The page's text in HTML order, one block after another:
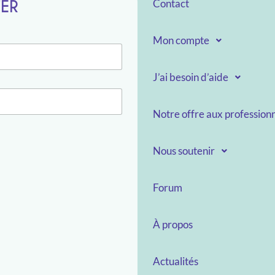
Contact
Mon compte
J’ai besoin d’aide
Notre offre aux
Nous soutenir
Forum
À propos
Actualités